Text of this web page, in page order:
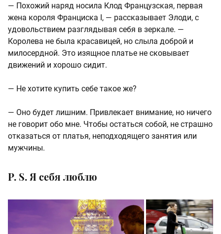
— Похожий наряд носила Клод Французская, первая
жена короля Франциска I, — рассказывает Элоди, с
удовольствием разглядывая себя в зеркале. —
Королева не была красавицей, но слыла доброй и
милосердной. Это изящное платье не сковывает
движений и хорошо сидит.
— Не хотите купить себе такое же?
— Оно будет лишним. Привлекает внимание, но ничего
не говорит обо мне. Чтобы остаться собой, не страшно
отказаться от платья, неподходящего занятия или
мужчины.
P. S. Я себя люблю